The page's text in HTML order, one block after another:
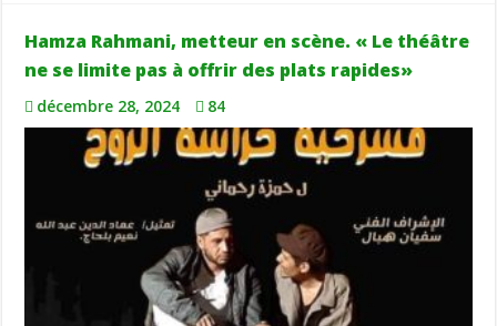
Hamza Rahmani, metteur en scène. « Le théâtre
ne se limite pas à offrir des plats rapides»
décembre 28, 2024 84